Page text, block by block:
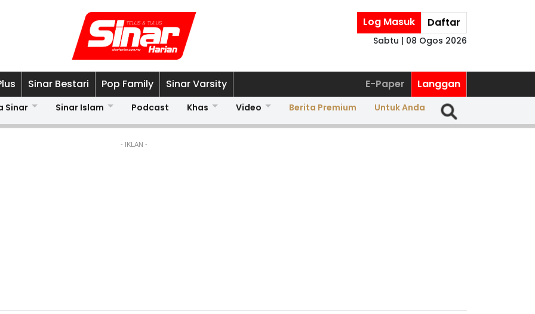
Log Masuk Daftar
Sabtu | 08 Ogos 2026
Sinar Bestari Pop Family Sinar Varsity E-Paper Langgan
Sinar Sinar Islam Podcast Khas Video Berita Premium Untuk Anda
- IKLAN -